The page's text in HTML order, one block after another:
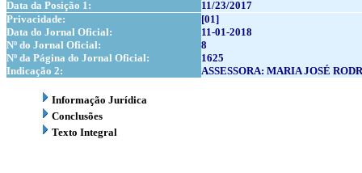
Data da Posição 1:
11/23/2017
Privacidade:
[01]
Data do Jornal Oficial:
11-01-2018
Nº do Jornal Oficial:
8
Nº da Página do Jornal Oficial:
1625
Indicação 2:
ASSESSORA: MARIA JOSÉ
Informação Jurídica
Conclusões
Texto Integral